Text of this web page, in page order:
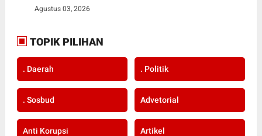
Agustus 03, 2026
TOPIK PILIHAN
. Daerah . Politik
. Sosbud Advetorial
Anti Korupsi Artikel